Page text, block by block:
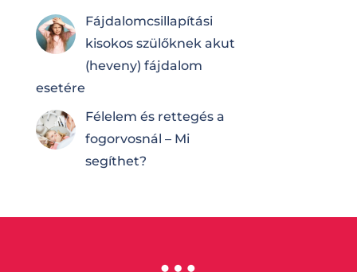
Fájdalomcsilla­pí­tá­si
kisokos szülőknek akut
(heveny) fájdalom
esetére
Félelem és rettegés a
fogorvosnál – Mi
segíthet?
…